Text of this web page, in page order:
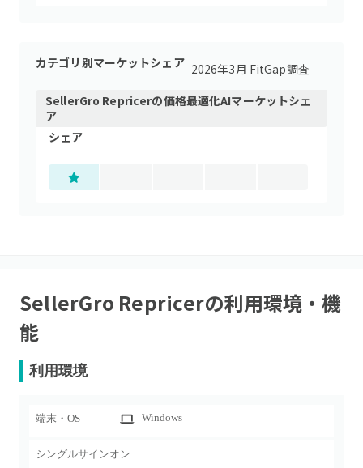
カテゴリ別マーケットシェア 2026年3月 FitGap調査
SellerGro Repricerの価格最適化AIマーケットシェ
ア
シェア
SellerGro Repricerの利用環境・機
能
利用環境
端末・OS Windows
シングルサインオン